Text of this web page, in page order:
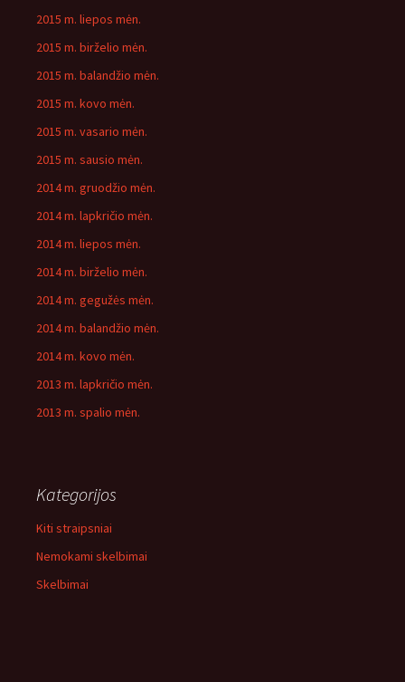
2015 m. liepos mėn.
2015 m. birželio mėn.
2015 m. balandžio mėn.
2015 m. kovo mėn.
2015 m. vasario mėn.
2015 m. sausio mėn.
2014 m. gruodžio mėn.
2014 m. lapkričio mėn.
2014 m. liepos mėn.
2014 m. birželio mėn.
2014 m. gegužės mėn.
2014 m. balandžio mėn.
2014 m. kovo mėn.
2013 m. lapkričio mėn.
2013 m. spalio mėn.
Kategorijos
Kiti straipsniai
Nemokami skelbimai
Skelbimai